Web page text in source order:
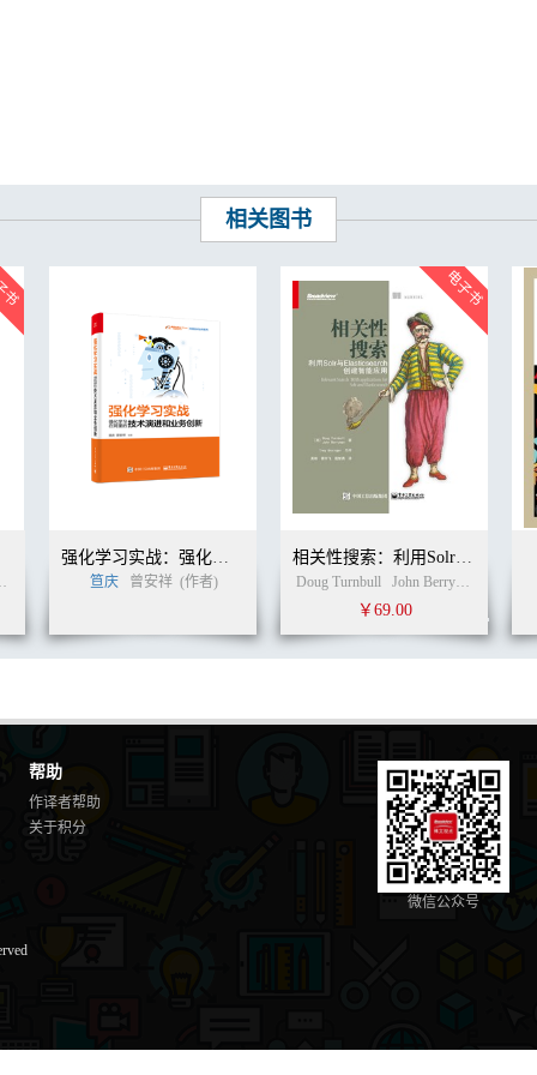
100
100
115
119
122
126
126
126
126
127
128
128
129
130
131
131
135
135
138
141
142
144
145
146
151
152
156
相关图书
(译者)
强化学习实战：强化学习在阿里的技术演进和业务创新
笪庆 曾安祥 (作者) Doug Turnbull John Berryman
￥69.00
帮助
作译者帮助
关于积分
微信公众号